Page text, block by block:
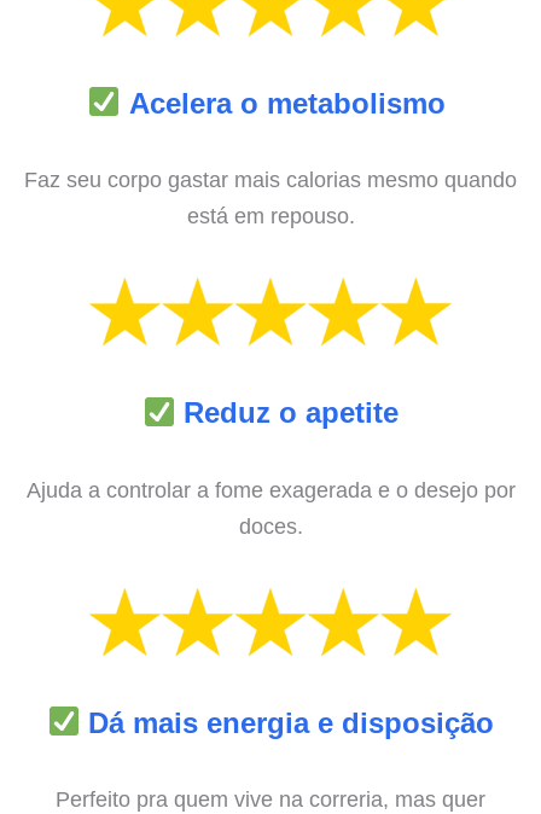
Acelera o metabolismo
Faz seu corpo gastar mais calorias mesmo quando
está em repouso.
Reduz o apetite
Ajuda a controlar a fome exagerada e o desejo por
doces.
Dá mais energia e disposição
Perfeito pra quem vive na correria, mas quer